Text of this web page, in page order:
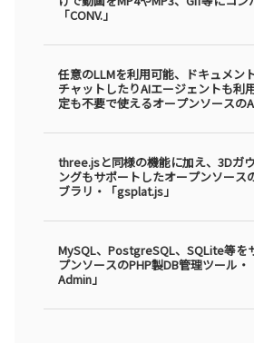
「CONV.」
任意のLLMを利用可能、ドキュメン
チャットしたりAIエージェントも利
定も不要で使えるオープンソースの
three.jsと同様の機能に加え、3Dガ
ングもサポートしたオープンソース
ブラリ・「gsplat.js」
MySQL、PostgreSQL、SQLite等を
プンソースのPHP製DB管理ツール・
Admin」